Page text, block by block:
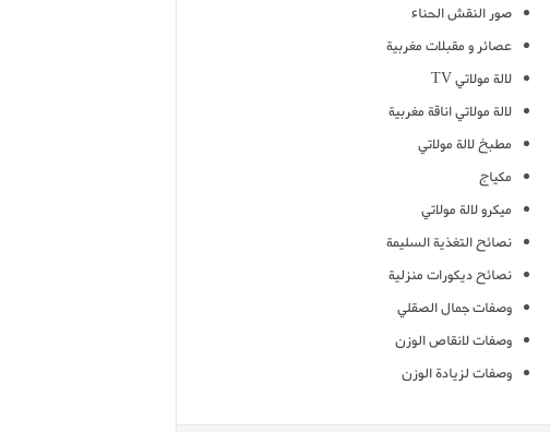
صور النقش الحناء
عصائر و مقبلات مغربية
لالة مولاتي TV
لالة مولاتي اناقة مغربية
مطبخ لالة مولاتي
مكياج
ميكرو لالة مولاتي
نصائح التغذية السليمة
نصائح ديكورات منزلية
وصفات جمال الصقلي
وصفات لانقاص الوزن
وصفات لزيادة الوزن